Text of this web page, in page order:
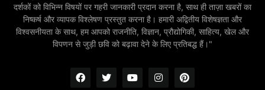
दर्शकों को विभिन्न विषयों पर गहरी जानकारी प्रदान करना है, साथ ही ताज़ा खबरों का
निष्कर्ष और व्यापक विश्लेषण प्रस्तुत करना है। हमारी अद्वितीय विशेषज्ञता और
विश्वसनीयता के साथ, हम आपको राजनीति, विज्ञान, प्रौद्योगिकी, साहित्य, खेल और
विपणन से जुड़ी छवि को बढ़ावा देने के लिए प्रतिबद्ध हैं।"